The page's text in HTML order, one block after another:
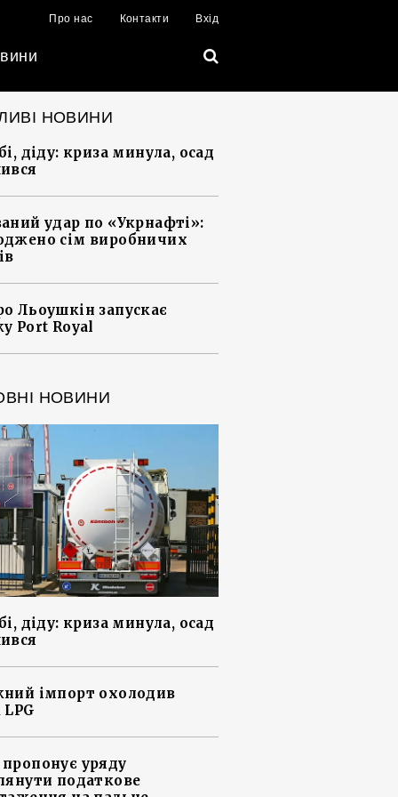
Про нас Контакти Вхід
НОВИНИ
діду: криза минула, осад
удар по «Укрнафті»:
сім виробничих
Льоушкін запускає
Port Royal
НОВИНИ
діду: криза минула, осад
імпорт охолодив
уряду
податкове